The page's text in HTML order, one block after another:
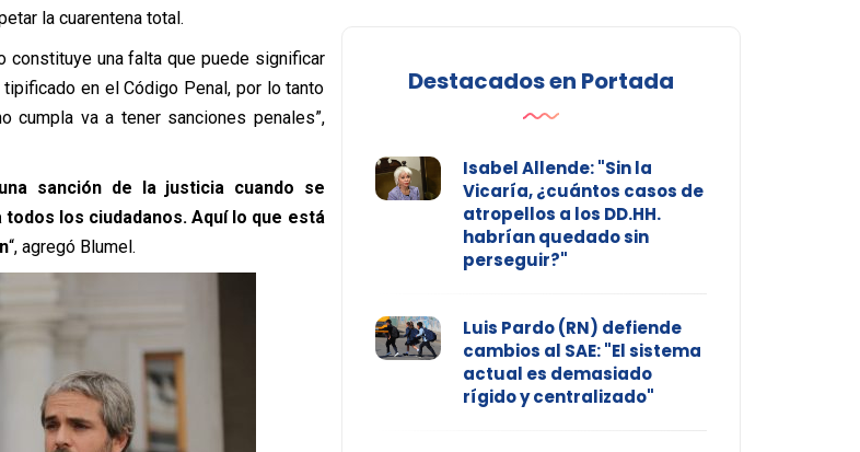
la cuarentena total.
constituye una falta que puede significar
en el Código Penal, por lo tanto
cumpla va a tener sanciones penales”,
sanción de la justicia cuando se
los ciudadanos. Aquí lo que está
“, agregó Blumel.
Destacados en Portada
Isabel Allende: "Sin la
Vicaría, ¿cuántos casos de
atropellos a los DD.HH.
habrían quedado sin
perseguir?"
Luis Pardo (RN) defiende
cambios al SAE: "El sistema
actual es demasiado
rígido y centralizado"